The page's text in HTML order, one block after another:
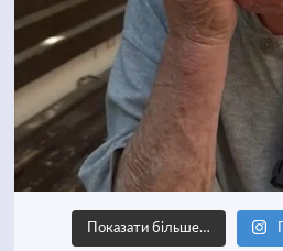
Показати більше…